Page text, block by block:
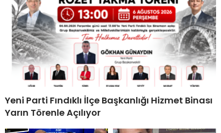
Yeni Parti Fındıklı İlçe Başkanlığı Hizmet Binası
Yarın Törenle Açılıyor